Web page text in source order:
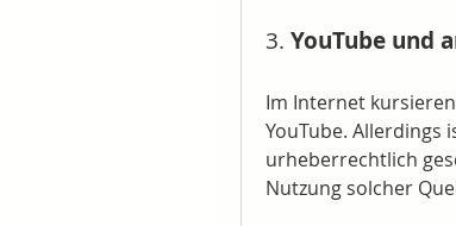
3. YouTube und
Im Internet
YouTube. Allerdings
urheberrechtlich
Nutzung solcher